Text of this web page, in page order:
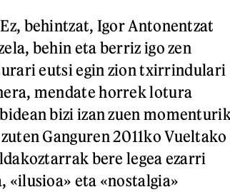
behintzat, Igor Antonentzat
behin eta berriz igo zen
eutsi egin zion txirrindulari
mendate horrek lotura
bizi izan zuen
Ganguren 2011ko Vueltako
bere legea ezarri
«ilusioa» eta «nostalgia»